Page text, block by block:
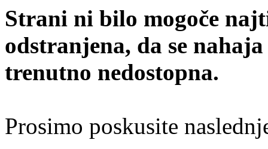
Strani ni bilo mogoče
odstranjena, da se
trenutno nedostopna.
Prosimo poskusite